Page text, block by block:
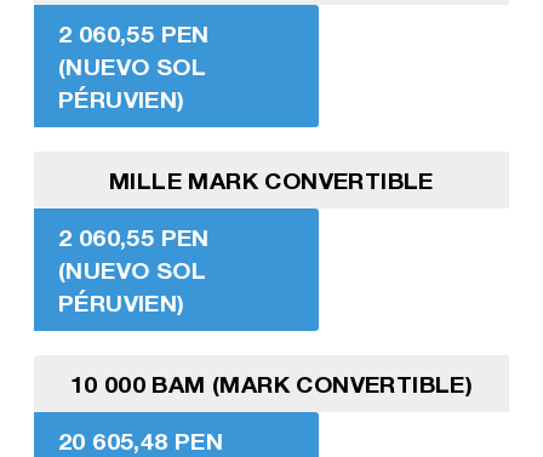
2 060,55 PEN
(NUEVO SOL
PÉRUVIEN)
MILLE MARK CONVERTIBLE
2 060,55 PEN
(NUEVO SOL
PÉRUVIEN)
10 000 BAM (MARK CONVERTIBLE)
20 605,48 PEN